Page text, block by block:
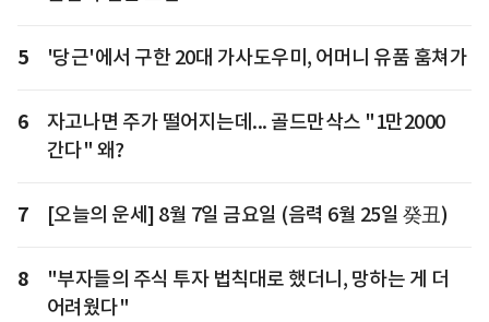
5 '당근'에서 구한 20대 가사도우미, 어머니 유품 훔쳐가
6
자고나면 주가 떨어지는데... 골드만삭스 "1만2000
간다" 왜?
7 [오늘의 운세] 8월 7일 금요일 (음력 6월 25일 癸丑)
8
"부자들의 주식 투자 법칙대로 했더니, 망하는 게 더
어려웠다"